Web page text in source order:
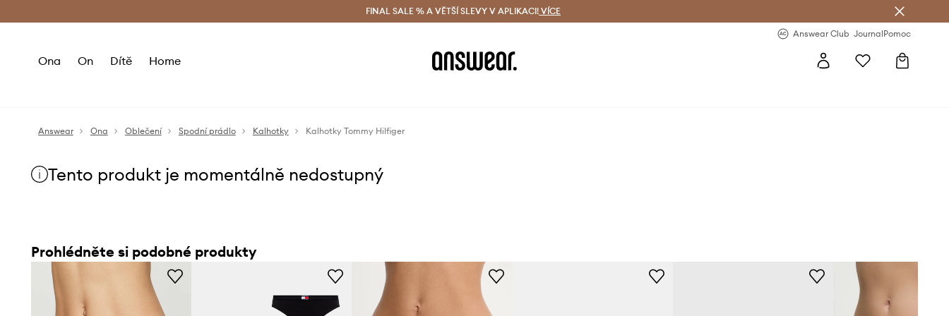
Doručení a vrácení zdarma (od 1800 Kč) Doručení i do 24 h
FINAL SALE % A VĚTŠÍ SLEVY V APLIKACI! VÍCE
Answear Club JournalPomoc
Ona On Dítě Home
Answear Ona Oblečení Spodní prádlo Kalhotky Kalhotky Tommy Hilfiger
Tento produkt je momentálně nedostupný
Prohlédněte si podobné produkty